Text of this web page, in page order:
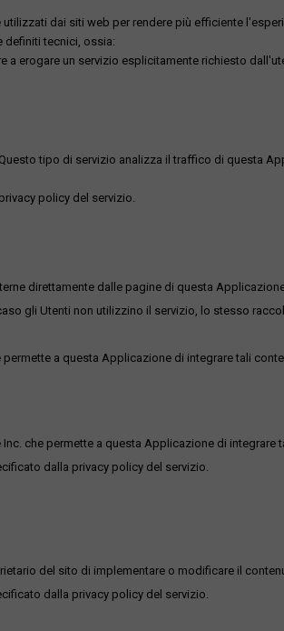
dai siti web per rendere più efficiente
definiti tecnici, ossia:
erogare un servizio esplicitamente richiesto
tipo di servizio analizza il traffico di questa
policy del servizio.
direttamente dalle pagine di questa
gli Utenti non utilizzino il servizio, lo stesso
a questa Applicazione di integrare tali
che permette a questa Applicazione di integrare
dalla privacy policy del servizio.
del sito di implementare o modificare il
dalla privacy policy del servizio.